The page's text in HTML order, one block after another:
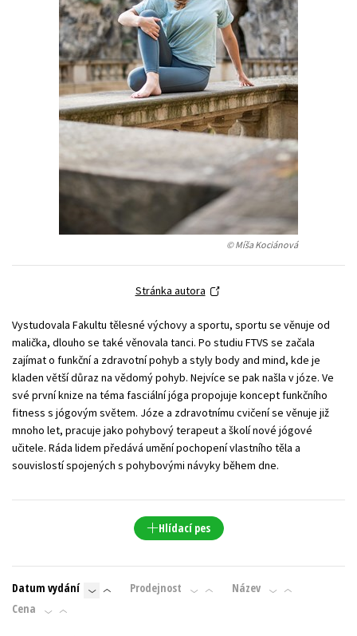
Young adult (SK)
Zahraniční literatura Zdraví a životní styl
Všechny tituly
© Míša Kociánová
Stránka autora
Vystudovala Fakultu tělesné výchovy a sportu, sportu se věnuje od
malička, dlouho se také věnovala tanci. Po studiu FTVS se začala
zajímat o funkční a zdravotní pohyb a styly body and mind, kde je
kladen větší důraz na vědomý pohyb. Nejvíce se pak našla v józe. Ve
své první knize na téma fasciální jóga propojuje koncept funkčního
fitness s jógovým světem. Józe a zdravotnímu cvičení se věnuje již
mnoho let, pracuje jako pohybový terapeut a školí nové jógové
učitele. Ráda lidem předává umění pochopení vlastního těla a
souvislostí spojených s pohybovými návyky během dne.
Hlídací pes
Datum vydání Prodejnost
Název
Cena